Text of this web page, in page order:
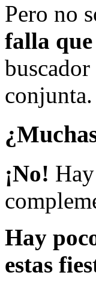
Pero no
falla que
conjunta.
¡No!
Hay
estas